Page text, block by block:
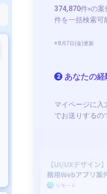
374,870件※の案
件を一括検索可
※ 8月7日(金)更新
2 あなたの
マイページに入
でお送りするの